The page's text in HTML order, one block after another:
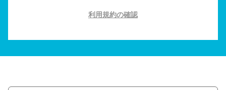
利用規約の確認